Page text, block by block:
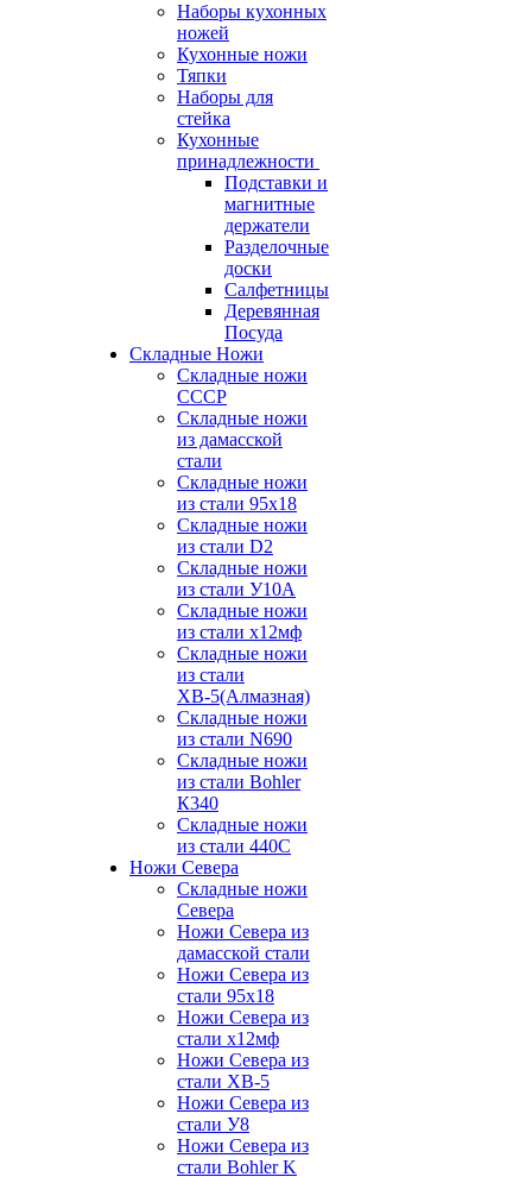
Наборы кухонных
ножей
Кухонные ножи
Тяпки
Наборы для
стейка
Кухонные
принадлежности
Подставки и
магнитные
держатели
Разделочные
доски
Салфетницы
Деревянная
Посуда
Складные Ножи
Cкладные ножи
СССР
Складные ножи
из дамасской
стали
Складные ножи
из стали 95х18
Складные ножи
из стали D2
Складные ножи
из стали У10А
Складные ножи
из стали х12мф
Складные ножи
из стали
ХВ-5(Алмазная)
Складные ножи
из стали N690
Складные ножи
из стали Bohler
К340
Складные ножи
из стали 440С
Ножи Севера
Складные ножи
Севера
Ножи Севера из
дамасской стали
Ножи Севера из
стали 95х18
Ножи Севера из
стали х12мф
Ножи Севера из
стали ХВ-5
Ножи Севера из
стали У8
Ножи Севера из
стали Bohler K